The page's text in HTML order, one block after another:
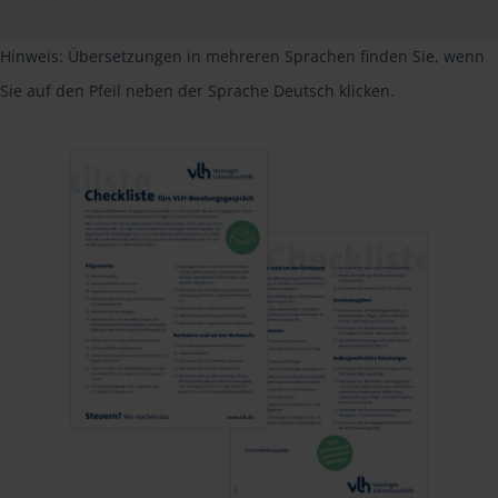
Hinweis: Übersetzungen in mehreren Sprachen finden Sie, wenn
Sie auf den Pfeil neben der Sprache Deutsch klicken.